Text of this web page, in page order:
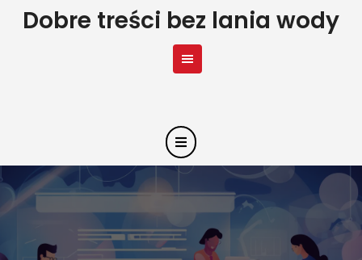
SkipDobre treści bez lania wody